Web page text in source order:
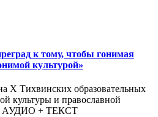
к тому, чтобы гонимая
культурой»
X Тихвинских образовательных
культуры и православной
АУДИО + ТЕКСТ